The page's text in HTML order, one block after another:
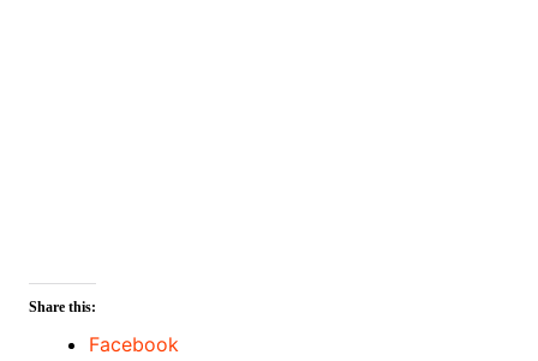
Share this:
Facebook